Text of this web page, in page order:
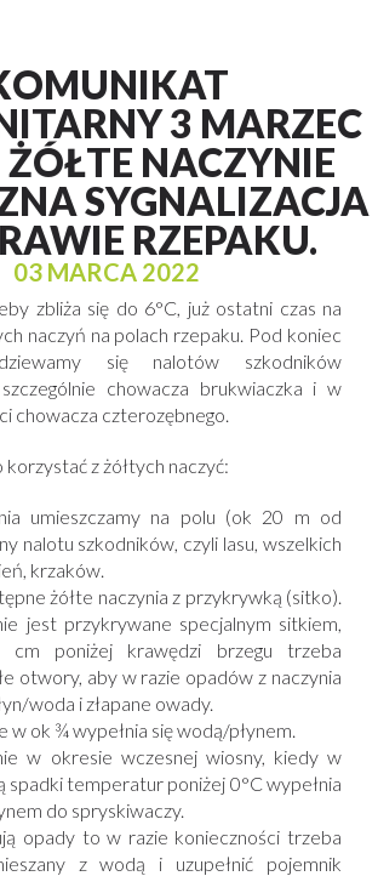
3 MARZEC
NACZYNIE
SYGNALIZACJA
RZEPAKU.
03 MARCA 2022
zbliża się do 6°C, już ostatni czas na
naczyń na polach rzepaku. Pod koniec
się nalotów szkodników
chowacza brukwiaczka i w
chowacza czterozębnego.
korzystać z żółtych naczyć:
umieszczamy na polu (ok 20 m od
nalotu szkodników, czyli lasu, wszelkich
krzaków.
żółte naczynia z przykrywką (sitko).
jest przykrywane specjalnym sitkiem,
cm poniżej krawędzi brzegu trzeba
otwory, aby w razie opadów z naczynia
woda i złapane owady.
w ok ¾ wypełnia się wodą/płynem.
w okresie wczesnej wiosny, kiedy w
spadki temperatur poniżej 0°C wypełnia
do spryskiwaczy.
opady to w razie konieczności trzeba
z wodą i uzupełnić pojemnik